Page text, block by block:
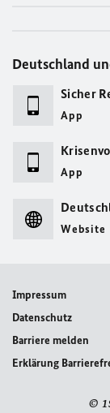
Deutschland
Sicher
App
App
Website
Impressum
Datenschutz
Barriere melden
Erklärung
©